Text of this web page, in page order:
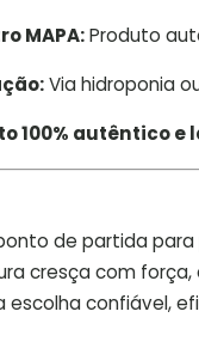
MAPA:Produto
Via hidroponia
100% autêntico
de partida para
cresça com
escolha confiável,